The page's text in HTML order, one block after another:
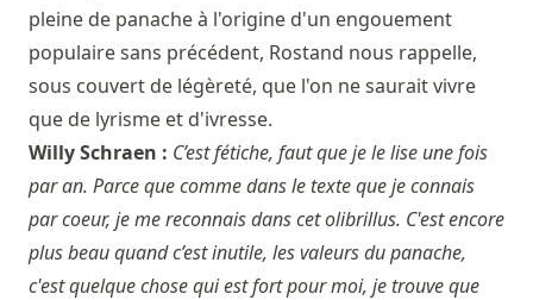
pleine de panache à l'origine d'un engouement
populaire sans précédent, Rostand nous rappelle,
sous couvert de légèreté, que l'on ne saurait vivre
que de lyrisme et d'ivresse.
Willy Schraen : C’est fétiche, faut que je le lise une fois
par an. Parce que comme dans le texte que je connais
par coeur, je me reconnais dans cet olibrillus. C'est encore
plus beau quand c’est inutile, les valeurs du panache,
c'est quelque chose qui est fort pour moi, je trouve que